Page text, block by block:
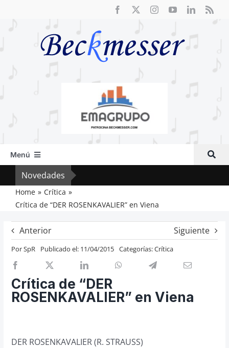
Menú
Inicio
Actual
Artículos
Crítica
Previos de ópera
Cosas de Beckmesser
Novedades
Home
Crítica
Crítica de “DER ROSENKAVALIER” en Viena
Anterior Siguiente
PorSpR Publicado el: 11/04/2015 Categorías:Crítica
Crítica de “DER
ROSENKAVALIER” en Viena
DER ROSENKAVALIER (R. STRAUSS)